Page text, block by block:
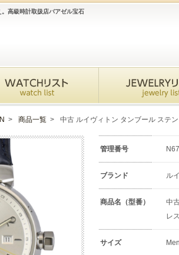
高級時計取扱店バアゼル宝石
> 商品一覧 > 中古 ルイヴィトン タンブール ステ
管理番号
ブランド ル
商品名（型番）
中
レ
サイズ